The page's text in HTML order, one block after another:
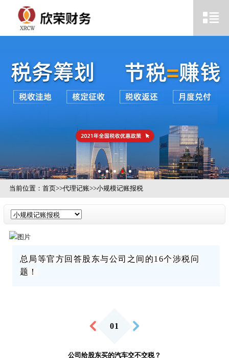
当前位置： 首页>>代理记账>>小规模记账报税
总局等官方回答股东与公司之间的16个涉税问
题！
01
公司给股东买的汽车交不交税？